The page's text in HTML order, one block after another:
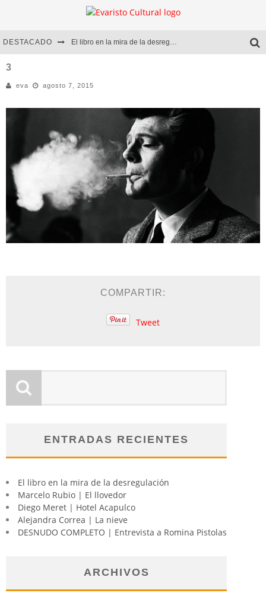
DESTACADO El libro en la mira de la desregulación
Diego Meret | Hotel Acapulco
Alejandra Correa | La nieve
3
eva agosto 7, 2015
COMPARTIR:
Tweet
ENTRADAS RECIENTES
El libro en la mira de la desregulación
Marcelo Rubio | El llovedor
Diego Meret | Hotel Acapulco
Alejandra Correa | La nieve
DESNUDO COMPLETO | Entrevista a Romina Pistolas
ARCHIVOS